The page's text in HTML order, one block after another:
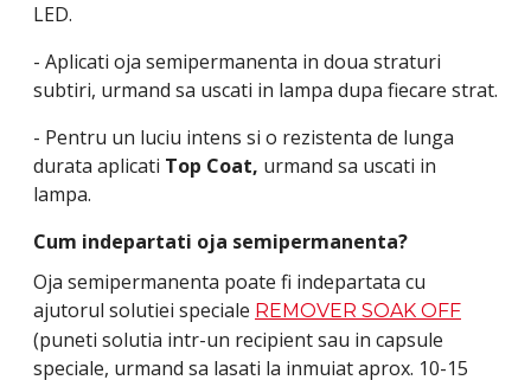
LED.
- Aplicati oja semipermanenta in doua straturi
subtiri, urmand sa uscati in lampa dupa fiecare strat.
- Pentru un luciu intens si o rezistenta de lunga
durata aplicati Top Coat, urmand sa uscati in
lampa.
Cum indepartati oja semipermanenta?
Oja semipermanenta poate fi indepartata cu
ajutorul solutiei speciale REMOVER SOAK OFF
(puneti solutia intr-un recipient sau in capsule
speciale, urmand sa lasati la inmuiat aprox. 10-15